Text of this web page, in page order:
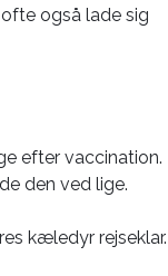
også lade sig
efter vaccination.
den ved lige.
kæledyr rejseklar.